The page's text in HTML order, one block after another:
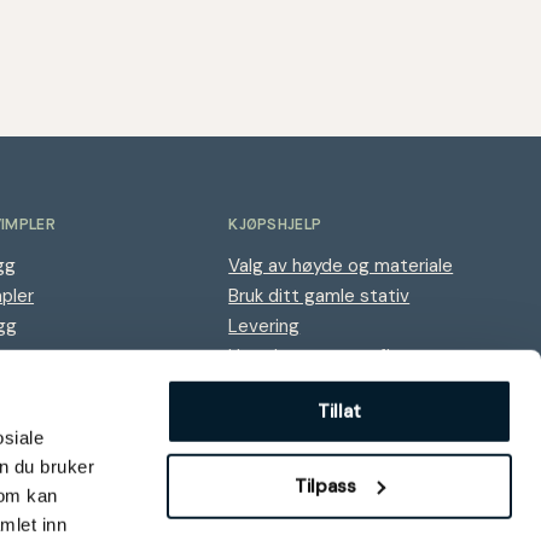
du bruker
kan
inn
Tillat
Tilpass
KJØPSHJELP
Valg av høyde og materiale
Bruk ditt gamle stativ
Levering
Hvordan montere flaggstang
Referanser
Kvalitet og miljø